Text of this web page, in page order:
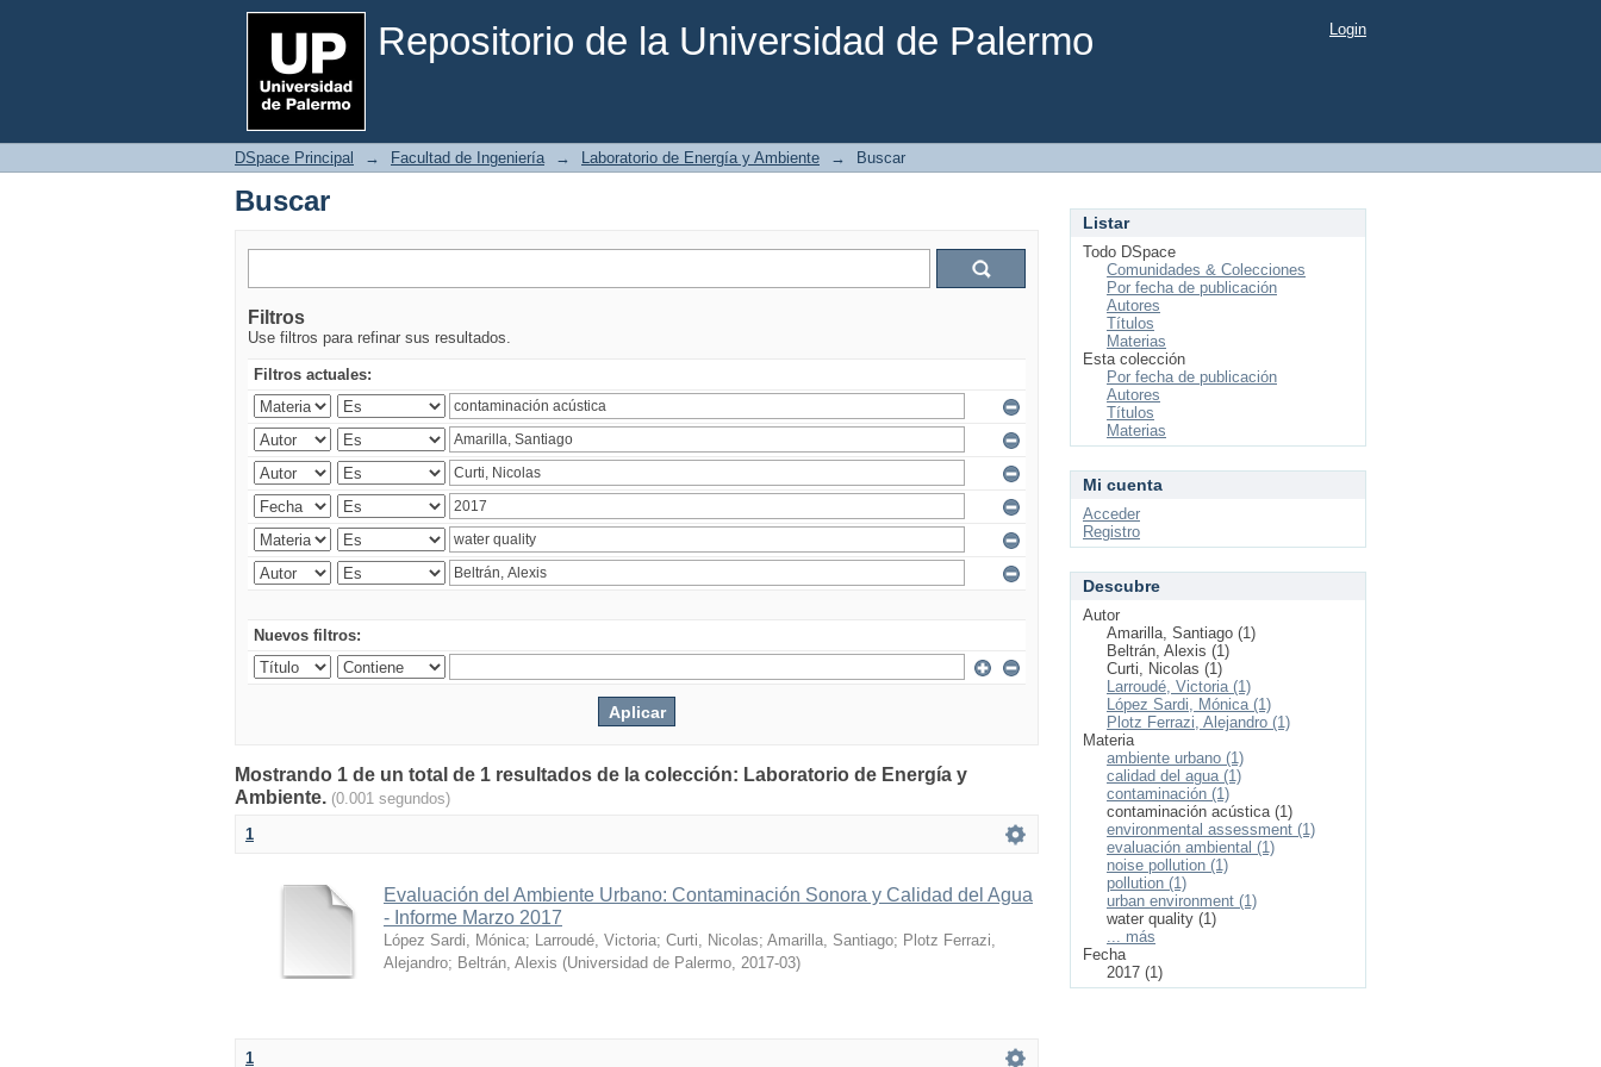
Repositorio de la Universidad de Palermo
Buscar Login
DSpace Principal → Facultad de Ingeniería → Laboratorio de Energía y Ambiente → Buscar
Buscar
Filtros
Use filtros para refinar sus resultados.
Filtros actuales:
Nuevos filtros:
Mostrando 1 de un total de 1 resultados de la colección: Laboratorio de Energía y
Ambiente. (0.001 segundos)
1
Evaluación del Ambiente Urbano: Contaminación Sonora y Calidad del Agua
- Informe Marzo 2017
López Sardi, Mónica; Larroudé, Victoria; Curti, Nicolas; Amarilla, Santiago; Plotz Ferrazi,
Alejandro; Beltrán, Alexis (Universidad de Palermo, 2017-03)
1
Listar
Todo DSpace
Comunidades & Colecciones
Por fecha de publicación
Autores
Títulos
Materias
Esta colección
Por fecha de publicación
Autores
Títulos
Materias
Mi cuenta
Acceder
Registro
Descubre
Autor
Amarilla, Santiago (1)
Beltrán, Alexis (1)
Curti, Nicolas (1)
Larroudé, Victoria (1)
López Sardi, Mónica (1)
Plotz Ferrazi, Alejandro (1)
Materia
ambiente urbano (1)
calidad del agua (1)
contaminación (1)
contaminación acústica (1)
environmental assessment (1)
evaluación ambiental (1)
noise pollution (1)
pollution (1)
urban environment (1)
water quality (1)
... más
Fecha
2017 (1)